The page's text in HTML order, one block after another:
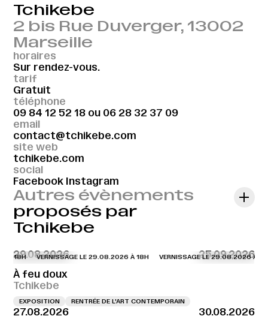
Tchikebe
2 bis Rue Duverger, 13002
Marseille
horaires
Sur rendez-vous.
tarif
Gratuit
téléphone
09 84 12 52 18 ou 06 28 32 37 09
email
contact@tchikebe.com
site web
tchikebe.com
social
Facebook Instagram
Autres évènements
proposés par
Tchikebe
29.08.2026 25.09.2026
À 18H VERNISSAGE LE 29.08.2026 À 18H VERNISSAGE LE 29.08.2026 À 18H
À feu doux
Tchikebe
EXPOSITION RENTRÉE DE L'ART CONTEMPORAIN
27.08.2026
30.08.2026